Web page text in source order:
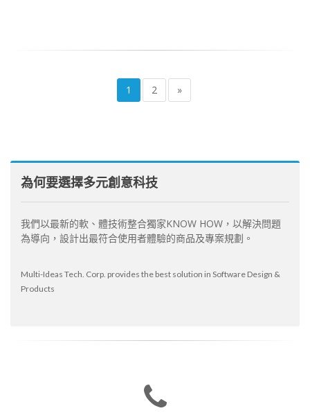
1 2 »
為何要選擇多元創意科技
我們以最新的軟、體技術整合獨家KNOW HOW，以解決問題
為導向，設計出最符合使用者體驗的商品及專案規劃。
Multi-Ideas Tech. Corp. provides the best solution in Software Design &
Products